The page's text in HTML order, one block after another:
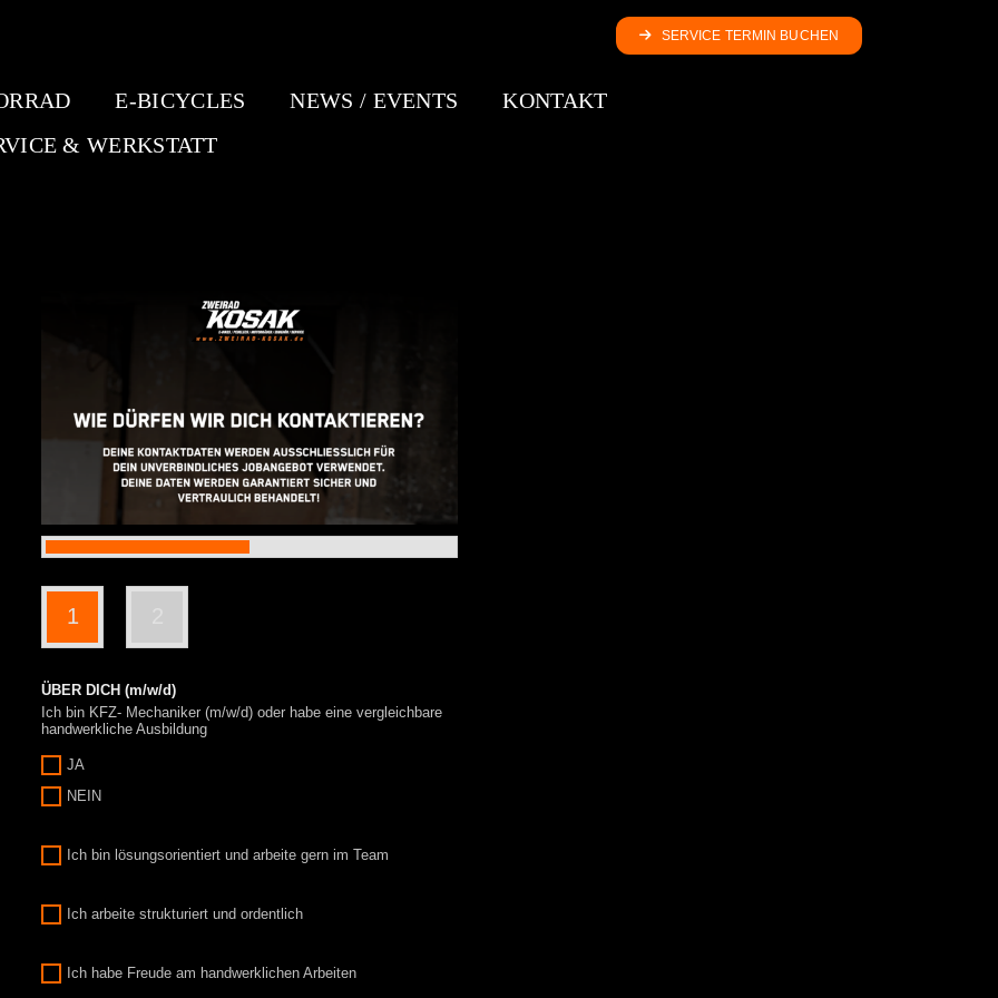
SERVICE TERMIN BUCHEN
E-BICYCLES NEWS / EVENTS
KONTAKT
& WERKSTATT
1
ÜBER DICH (m/w/d)
Ich bin KFZ- Mechaniker (m/w/d) oder habe eine vergleichbare
handwerkliche Ausbildung
JA
NEIN
Ich bin lösungsorientiert und arbeite gern im Team
Ich arbeite strukturiert und ordentlich
Ich habe Freude am handwerklichen Arbeiten